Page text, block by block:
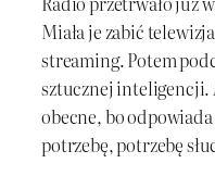
Miała je zabić
streaming. Potem
sztucznej inteligencji.
obecne, bo
potrzebę, potrzebę